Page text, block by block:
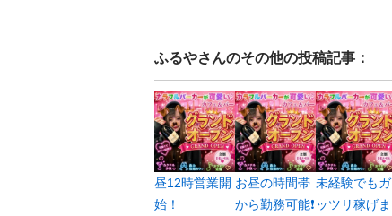
ふるやさんのその他の投稿記事：
昼12時営業開
始！
お昼の時間帯
から勤務可能❗️
未経験でもガ
ッツリ稼げま